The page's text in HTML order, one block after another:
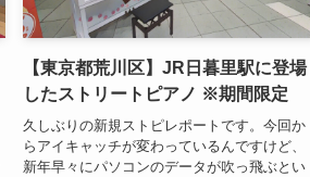
【東京都荒川区】JR日暮里駅に登場
したストリートピアノ ※期間限定
久しぶりの新規ストピレポートです。今回か
らアイキャッチが変わっているんですけど、
新年早々にパソコンのデータが吹っ飛ぶとい